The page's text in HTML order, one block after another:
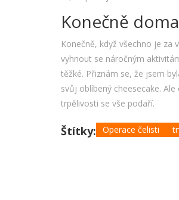
Konečně
Konečně, když všechno je
vyhnout se náročným
těžké. Přiznám se, že jsem
svůj oblíbený cheesecake.
trpělivosti se vše podaří.
Štítky: Operace čelisti